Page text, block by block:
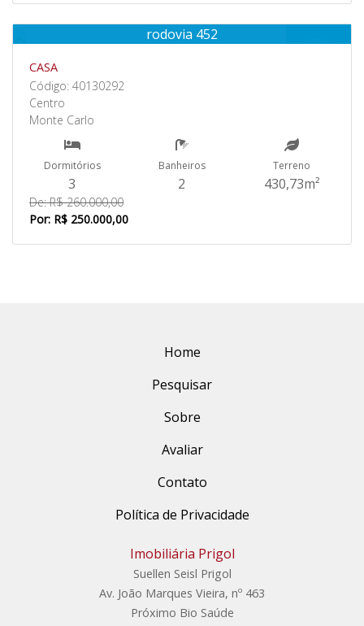
Venda
rodovia 452
CASA
Código: 40130292
Centro
Monte Carlo
Dormitórios
3
Banheiros
2
Terreno
430,73m²
De: R$ 260.000,00
Por: R$ 250.000,00
Home
Pesquisar
Sobre
Avaliar
Contato
Política de Privacidade
Imobiliária Prigol
Suellen Seisl Prigol
Av. João Marques Vieira, nº 463
Próximo Bio Saúde